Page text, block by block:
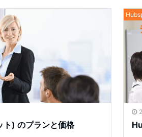
) のプランと価格